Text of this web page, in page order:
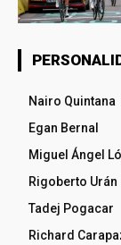
Nairo Quintana
Egan Bernal
Miguel Ángel
Rigoberto Urán
Tadej Pogacar
Richard